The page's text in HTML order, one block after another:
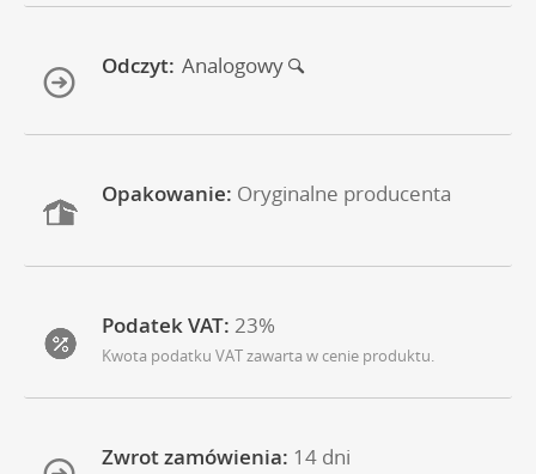
Odczyt: Analogowy
Opakowanie: Oryginalne producenta
Podatek VAT: 23%
Kwota podatku VAT zawarta w cenie produktu.
Zwrot zamówienia: 14 dni